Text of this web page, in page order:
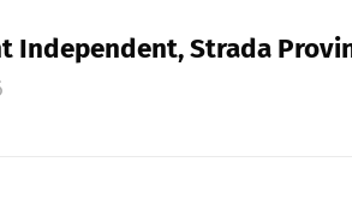
Independent, Strada